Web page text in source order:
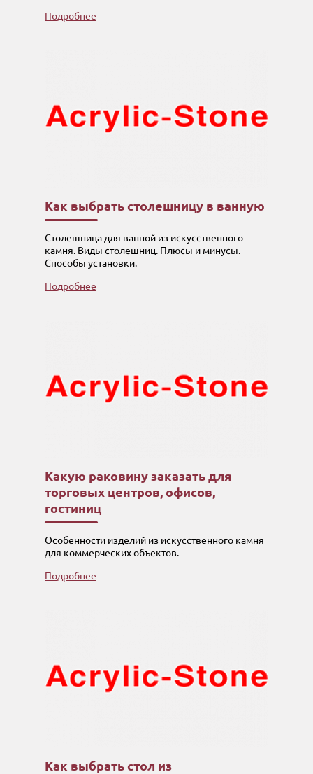
Подробнее
Как выбрать столешницу в ванную
Столешница для ванной из искусственного
камня. Виды столешниц. Плюсы и минусы.
Способы установки.
Подробнее
Какую раковину заказать для
торговых центров, офисов,
гостиниц
Особенности изделий из искусственного камня
для коммерческих объектов.
Подробнее
Как выбрать стол из